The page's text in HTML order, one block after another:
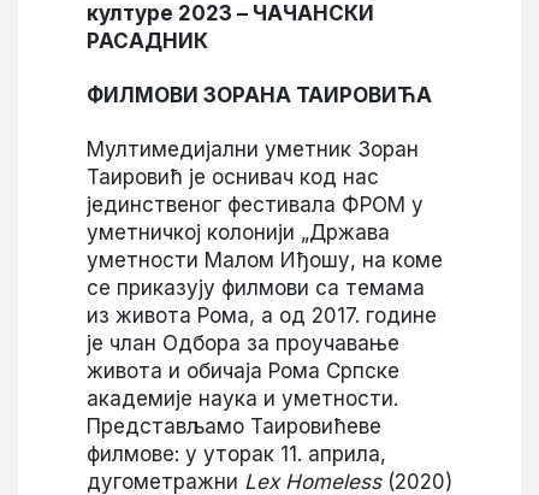
културе 2023 – ЧАЧАНСКИ
РАСАДНИК
ФИЛМОВИ ЗОРАНА ТАИРОВИЋА
Мултимедијални уметник Зоран
Таировић је оснивач код нас
јединственог фестивала ФРОМ у
уметничкој колонији „Држава
уметности Малом Иђошу, на коме
се приказују филмови са темама
из живота Рома, а од 2017. године
је члан Одбора за проучавање
живота и обичаја Рома Српске
академије наука и уметности.
Представљамо Таировићеве
филмове: у уторак 11. априла,
дугомeтражни Lex Homeless (2020)